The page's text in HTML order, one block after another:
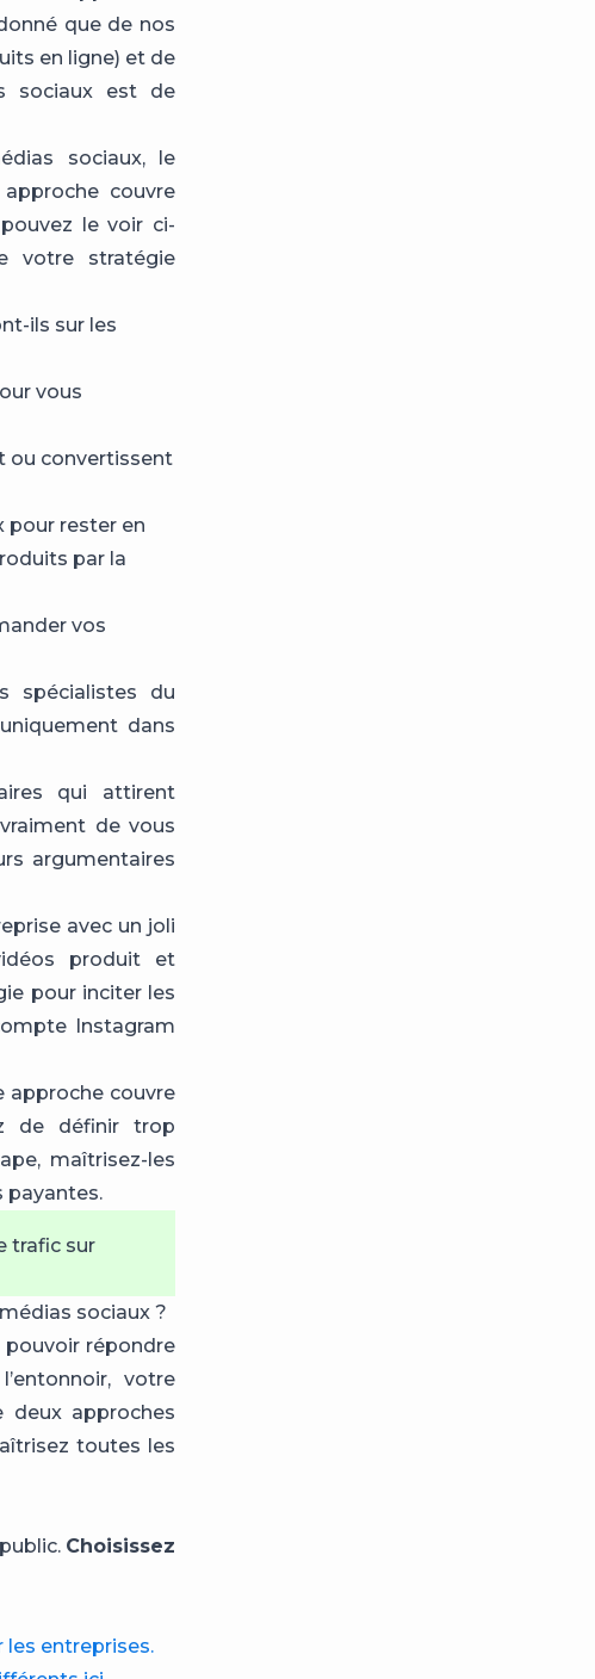
que de nos
en ligne) et de
sociaux est de
sociaux, le
couvre
le voir ci-
votre stratégie
ils sur les
vous
ou convertissent
pour rester en
par la
vos
spécialistes du
dans
qui attirent
de vous
argumentaires
avec un joli
produit et
pour inciter les
Instagram
approche couvre
de définir trop
maîtrisez-les
payantes.
trafic sur
sociaux ?
répondre
votre
deux approches
toutes les
Choisissez
entreprises.